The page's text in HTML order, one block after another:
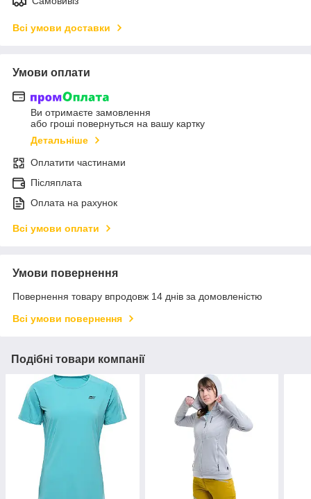
Всі умови доставки
Умови оплати
Ви отримаєте замовлення
або гроші повернуться на вашу картку
Детальніше
Оплатити частинами
Післяплата
Оплата на рахунок
Всі умови оплати
Умови повернення
Повернення товару впродовж 14 днів за домовленістю
Всі умови повернення
Подібні товари компанії